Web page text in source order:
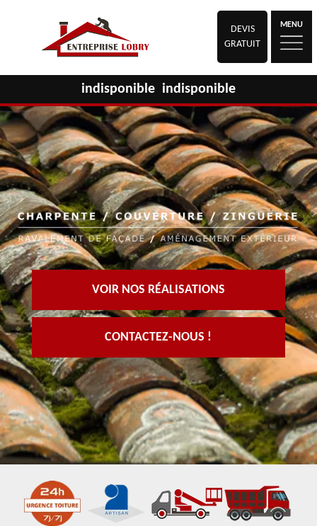
DEVIS
GRATUIT
MENU
indisponible indisponible
VOIR NOS RÉALISATIONS
CONTACTEZ-NOUS !